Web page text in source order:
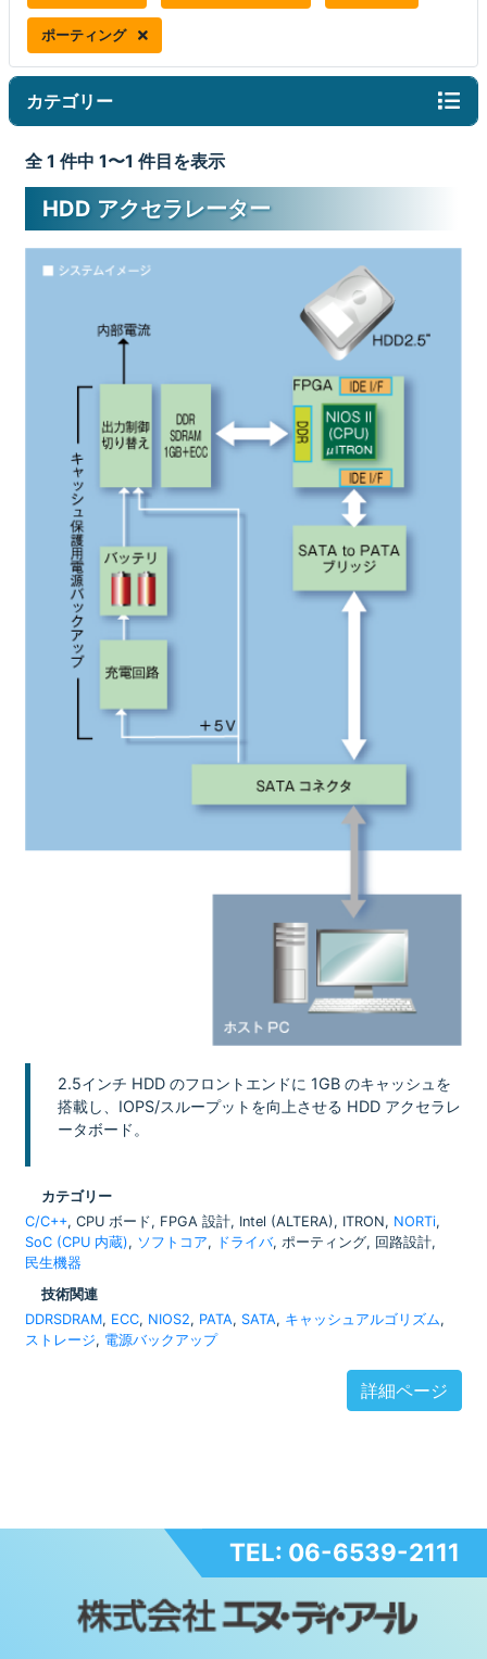
ポーティング
カテゴリー
全 1 件中 1〜1 件目を表示
HDD アクセラレーター
2.5インチ HDD のフロントエンドに 1GB のキャッシュを
搭載し、IOPS/スループットを向上させる HDD アクセラレ
ータボード。
カテゴリー
C/C++, CPU ボード, FPGA 設計, Intel (ALTERA), ITRON, NORTi,
SoC (CPU 内蔵), ソフトコア, ドライバ, ポーティング, 回路設計,
民生機器
技術関連
DDRSDRAM, ECC, NIOS2, PATA, SATA, キャッシュアルゴリズム,
ストレージ, 電源バックアップ
詳細ページ
TEL: 06-6539-2111